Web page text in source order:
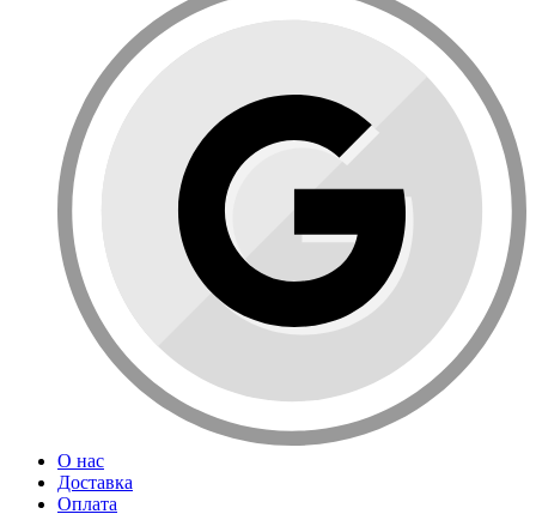
О нас
Доставка
Оплата